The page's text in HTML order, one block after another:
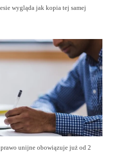
wygląda jak kopia tej samej
unijne obowiązuje już od 2